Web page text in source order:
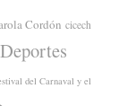
Cordón cicech
Deportes
del Carnaval y el